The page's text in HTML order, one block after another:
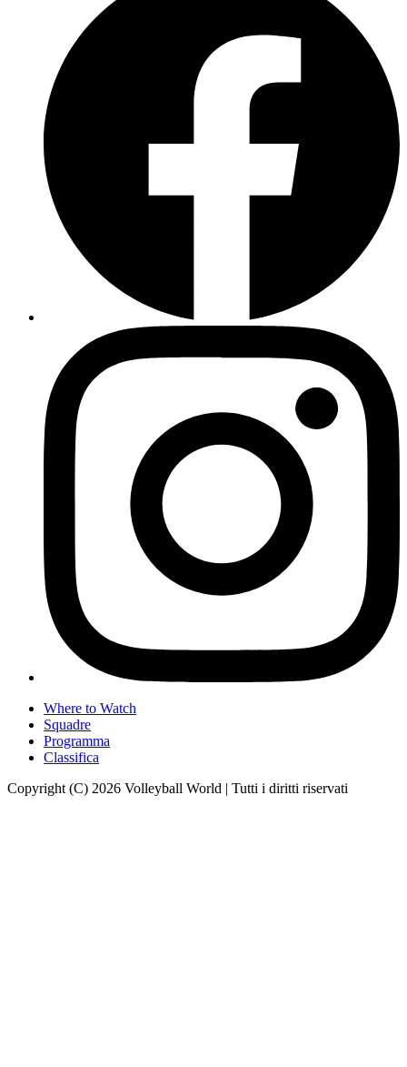
Where to Watch
Squadre
Programma
Classifica
Copyright (C) 2026 Volleyball World | Tutti i diritti riservati